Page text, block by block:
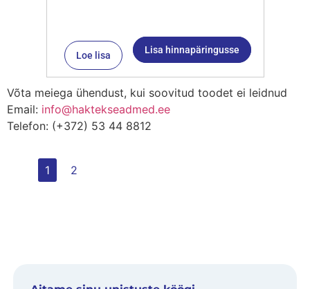
Loe lisa Lisa hinnapäringusse
Võta meiega ühendust, kui soovitud toodet ei leidnud
Email: info@haktekseadmed.ee
Telefon: (+372) 53 44 8812
1 2